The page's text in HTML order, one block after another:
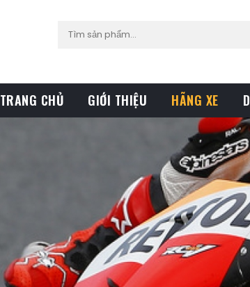
TRANG CHỦ GIỚI THIỆU HÃNG XE